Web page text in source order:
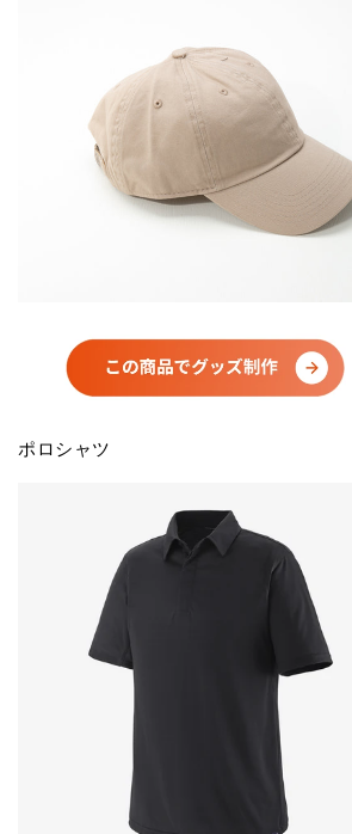
ポロシャツ